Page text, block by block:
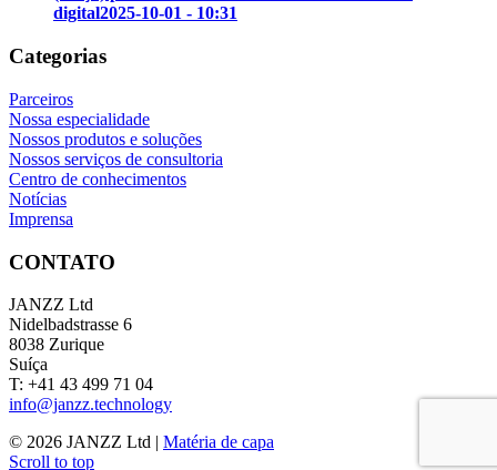
digital2025-10-01 - 10:31
Categorias
Parceiros
Nossa especialidade
Nossos produtos e soluções
Nossos serviços de consultoria
Centro de conhecimentos
Notícias
Imprensa
CONTATO
JANZZ Ltd
Nidelbadstrasse 6
8038 Zurique
Suíça
T: +41 43 499 71 04
info@janzz.technology
© 2026 JANZZ Ltd | Matéria de capa
Scroll to top